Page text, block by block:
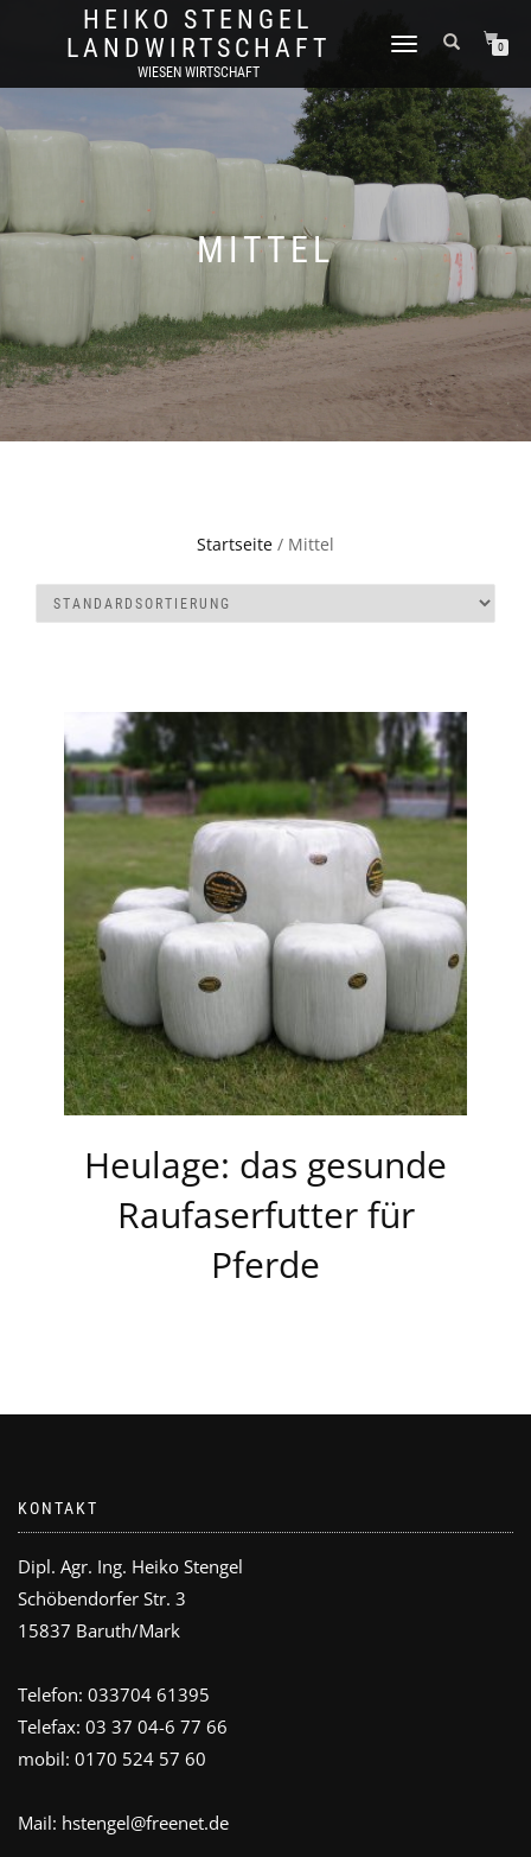
HEIKO STENGEL
LANDWIRTSCHAFT
WIESEN WIRTSCHAFT
TOGGLE
0
MITTEL
Startseite / Mittel
Heulage: das gesunde
Raufaserfutter für
Pferde
KONTAKT
Dipl. Agr. Ing. Heiko Stengel
Schöbendorfer Str. 3
15837 Baruth/Mark
Telefon: 033704 61395
Telefax: 03 37 04-6 77 66
mobil: 0170 524 57 60
Mail: hstengel@freenet.de